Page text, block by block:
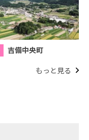
吉備中央町
もっと見る